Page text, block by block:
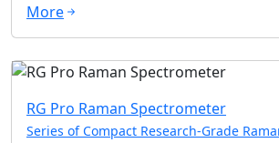
More
RG Pro Raman Spectrometer
Series of Compact Research-Grade